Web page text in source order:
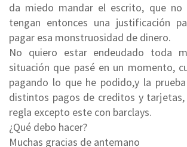
da miedo mandar el escrito, que no
tengan entonces una justificación
pagar esa monstruosidad de dinero.
No quiero estar endeudado toda
situación que pasé en un momento,
pagando lo que he podido,y la
distintos pagos de creditos y
regla excepto este con barclays.
¿Qué debo hacer?
Muchas gracias de antemano